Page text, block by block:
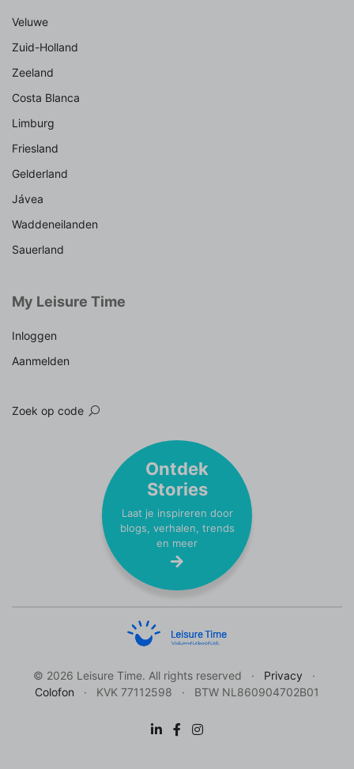
Veluwe
Zuid-Holland
Zeeland
Costa Blanca
Limburg
Friesland
Gelderland
Jávea
Waddeneilanden
Sauerland
My Leisure Time
Inloggen
Aanmelden
Zoek op code
Ontdek
Stories
Laat je inspireren door
blogs, verhalen, trends
en meer
© 2026 Leisure Time. All rights reserved
Privacy
Colofon
KVK 77112598 BTW NL860904702B01